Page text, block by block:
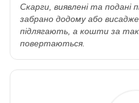
Скарги, виявлені та подані
забрано додому або
підлягають, а кошти за
повертаються.